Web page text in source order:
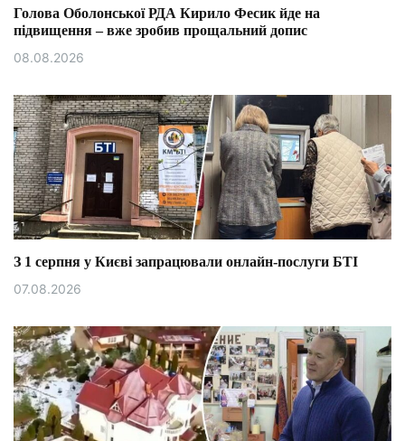
Голова Оболонської РДА Кирило Фесик йде на
підвищення – вже зробив прощальний допис
08.08.2026
З 1 серпня у Києві запрацювали онлайн-послуги БТІ
07.08.2026